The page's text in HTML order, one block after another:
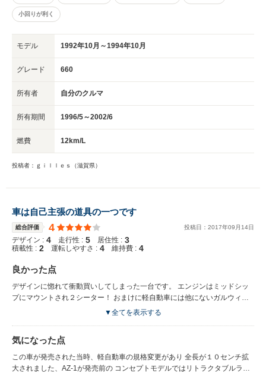
小回りが利く
モデル 1992年10月～1994年10月
グレード 660
所有者 自分のクルマ
所有期間 1996/5～2002/6
燃費 12km/L
投稿者：ｇｉｌｌｅｓ（滋賀県）
車は自己主張の道具の一つです
総合評価 4 投稿日： 2017年09 月 14日
デザイン : 4 走行性 : 5 居住性 : 3
積載性 : 2 運転しやすさ : 4 維持費 : 4
良かった点
デザインに惚れて衝動買いしてしまった一台です。 エンジンはミッドシッ
プにマウントされ２シーター！ おまけに軽自動車には他にないガルウィン
グ！カッコよくてキビキビ走りました 直列３気筒のダブルオーバーヘッド
は気持ち良くもありました。 またステアリングはロックトゥロックが２回
転ちょっとと 一般的な車に比べてハンドル操作量も少ないので、自分の意
図する走行ラインを 走らせやすくなっていました。 分かりやすく表現する
▼全てを表示する
気になった点
この車が発売された当時、軽自動車の規格変更があり 全長が１０センチ拡
大されました、AZ-1が発売前の コンセプトモデルではリトラクタブルライ